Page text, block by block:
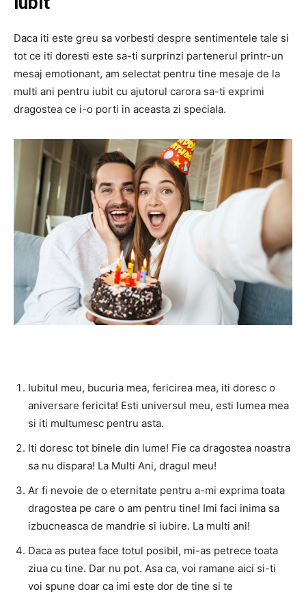
Daca iti este greu sa vorbesti despre sentimentele tale si
tot ce iti doresti este sa-ti surprinzi partenerul printr-un
mesaj emotionant, am selectat pentru tine mesaje de la
multi ani pentru iubit cu ajutorul carora sa-ti exprimi
dragostea ce i-o porti in aceasta zi speciala.
Iubitul meu, bucuria mea, fericirea mea, iti doresc o
aniversare fericita! Esti universul meu, esti lumea mea
si iti multumesc pentru asta.
Iti doresc tot binele din lume! Fie ca dragostea noastra
sa nu dispara! La Multi Ani, dragul meu!
Ar fi nevoie de o eternitate pentru a-mi exprima toata
dragostea pe care o am pentru tine! Imi faci inima sa
izbucneasca de mandrie si iubire. La multi ani!
Daca as putea face totul posibil, mi-as petrece toata
ziua cu tine. Dar nu pot. Asa ca, voi ramane aici si-ti
voi spune doar ca imi este dor de tine si te